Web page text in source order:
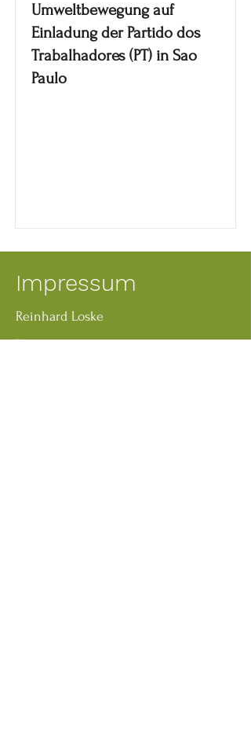
Umweltbewegung auf
Einladung der Partido dos
Trabalhadores (PT) in Sao
Paulo
Impressum
Reinhard Loske
Reuterweg 18